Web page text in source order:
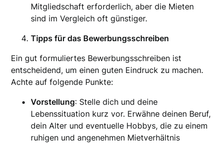
Mitgliedschaft erforderlich, aber die Mieten
sind im Vergleich oft günstiger.
Tipps für das Bewerbungsschreiben
Ein gut formuliertes Bewerbungsschreiben ist
entscheidend, um einen guten Eindruck zu machen.
Achte auf folgende Punkte:
Vorstellung: Stelle dich und deine
Lebenssituation kurz vor. Erwähne deinen Beruf,
dein Alter und eventuelle Hobbys, die zu einem
ruhigen und angenehmen Mietverhältnis